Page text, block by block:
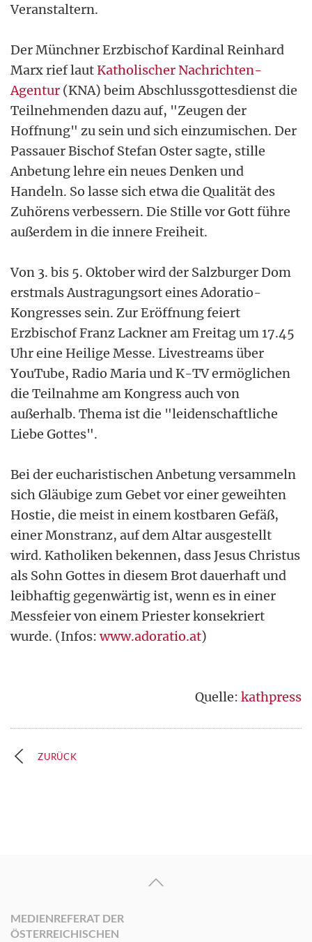
Veranstaltern.
Der Münchner Erzbischof Kardinal Reinhard
Marx rief lautKatholischer Nachrichten-
Agentur (KNA) beim Abschlussgottesdienst die
Teilnehmenden dazu auf, "Zeugen der
Hoffnung" zu sein und sich einzumischen. Der
Passauer Bischof Stefan Oster sagte, stille
Anbetung lehre ein neues Denken und
Handeln. So lasse sich etwa die Qualität des
Zuhörens verbessern. Die Stille vor Gott führe
außerdem in die innere Freiheit.
Von 3. bis 5. Oktober wird der Salzburger Dom
erstmals Austragungsort eines Adoratio-
Kongresses sein. Zur Eröffnung feiert
Erzbischof Franz Lackner am Freitag um 17.45
Uhr eine Heilige Messe. Livestreams über
YouTube, Radio Maria und K-TV ermöglichen
die Teilnahme am Kongress auch von
außerhalb. Thema ist die "leidenschaftliche
Liebe Gottes".
Bei der eucharistischen Anbetung versammeln
sich Gläubige zum Gebet vor einer geweihten
Hostie, die meist in einem kostbaren Gefäß,
einer Monstranz, auf dem Altar ausgestellt
wird. Katholiken bekennen, dass Jesus Christus
als Sohn Gottes in diesem Brot dauerhaft und
leibhaftig gegenwärtig ist, wenn es in einer
Messfeier von einem Priester konsekriert
wurde. (Infos:www.adoratio.at)
Quelle: kathpress
ZURÜCK
MEDIENREFERAT DER
ÖSTERREICHISCHEN